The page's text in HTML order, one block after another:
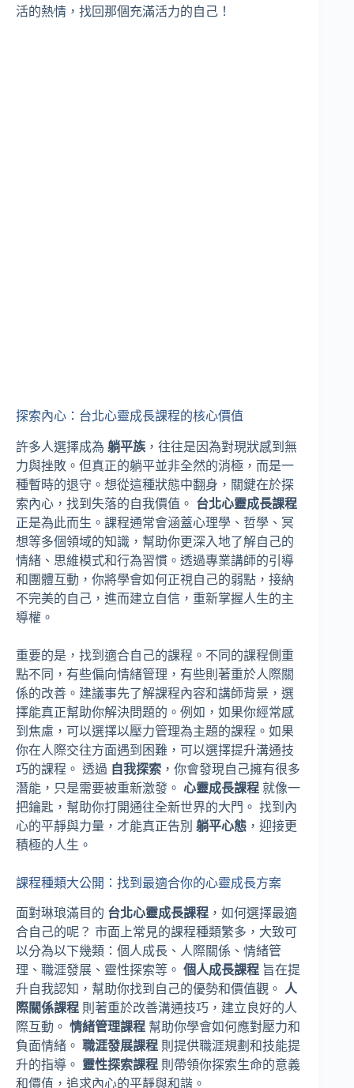
活的熱情，找回那個充滿活力的自己！
探索內心：台北心靈成長課程的核心價值
許多人選擇成為 躺平族 ，往往是因為對現狀感到無
力與挫敗。但真正的躺平並非全然的消極，而是一
種暫時的退守。想從這種狀態中翻身，關鍵在於探
索內心，找到失落的自我價值。 台北心靈成長課程
正是為此而生。課程通常會涵蓋心理學、哲學、冥
想等多個領域的知識，幫助你更深入地了解自己的
情緒、思維模式和行為習慣。透過專業講師的引導
和團體互動，你將學會如何正視自己的弱點，接納
不完美的自己，進而建立自信，重新掌握人生的主
導權。
重要的是，找到適合自己的課程。不同的課程側重
點不同，有些偏向情緒管理，有些則著重於人際關
係的改善。建議事先了解課程內容和講師背景，選
擇能真正幫助你解決問題的。例如，如果你經常感
到焦慮，可以選擇以壓力管理為主題的課程。如果
你在人際交往方面遇到困難，可以選擇提升溝通技
巧的課程。 透過 自我探索 ，你會發現自己擁有很多
潛能，只是需要被重新激發。 心靈成長課程 就像一
把鑰匙，幫助你打開通往全新世界的大門。 找到內
心的平靜與力量，才能真正告別 躺平心態 ，迎接更
積極的人生。
課程種類大公開：找到最適合你的心靈成長方案
面對琳琅滿目的 台北心靈成長課程 ，如何選擇最適
合自己的呢？ 市面上常見的課程種類繁多，大致可
以分為以下幾類：個人成長、人際關係、情緒管
理、職涯發展、靈性探索等。 個人成長課程 旨在提
升自我認知，幫助你找到自己的優勢和價值觀。
人
際關係課程 則著重於改善溝通技巧，建立良好的人
際互動。 情緒管理課程 幫助你學會如何應對壓力和
負面情緒。 職涯發展課程 則提供職涯規劃和技能提
升的指導。 靈性探索課程 則帶領你探索生命的意義
和價值，追求內心的平靜與和諧。